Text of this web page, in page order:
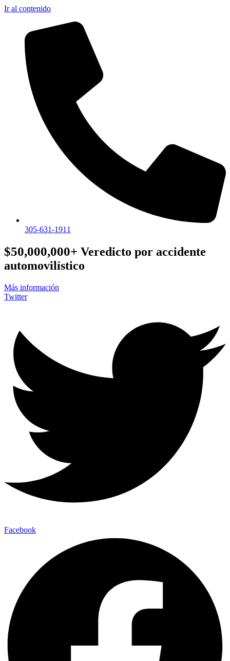
Ir al contenido
305-631-1911
$50,000,000+ Veredicto por accidente
automovilístico
Más información
Twitter
Facebook